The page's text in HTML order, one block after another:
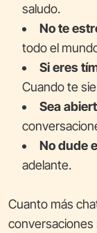
saludo.
No te
todo el
Si eres
Cuando te
Sea
No dude
adelante.
Cuanto más
conversaciones